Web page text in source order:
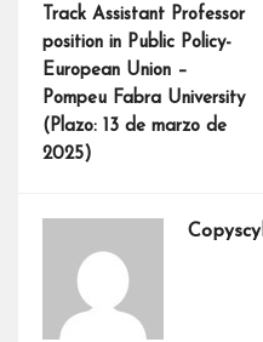
Track Assistant Professor
position in Public Policy-
European Union –
Pompeu Fabra University
(Plazo: 13 de marzo de
2025)
Copyscyl